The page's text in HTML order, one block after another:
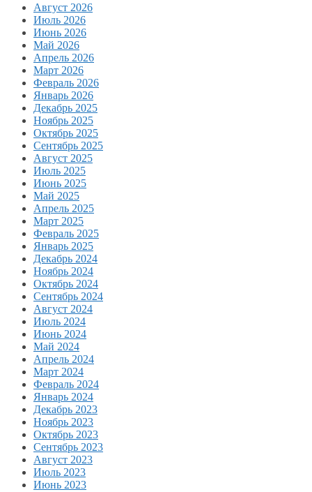
Август 2026
Июль 2026
Июнь 2026
Май 2026
Апрель 2026
Март 2026
Февраль 2026
Январь 2026
Декабрь 2025
Ноябрь 2025
Октябрь 2025
Сентябрь 2025
Август 2025
Июль 2025
Июнь 2025
Май 2025
Апрель 2025
Март 2025
Февраль 2025
Январь 2025
Декабрь 2024
Ноябрь 2024
Октябрь 2024
Сентябрь 2024
Август 2024
Июль 2024
Июнь 2024
Май 2024
Апрель 2024
Март 2024
Февраль 2024
Январь 2024
Декабрь 2023
Ноябрь 2023
Октябрь 2023
Сентябрь 2023
Август 2023
Июль 2023
Июнь 2023